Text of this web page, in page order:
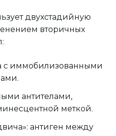
двухстадийную
вторичных
с иммобилизованными
антителами,
меткой.
антиген между